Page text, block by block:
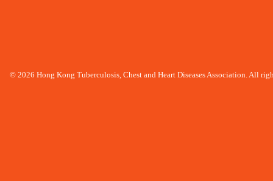
© 2026 Hong Kong Tuberculosis, Chest and Heart Diseases Association. All